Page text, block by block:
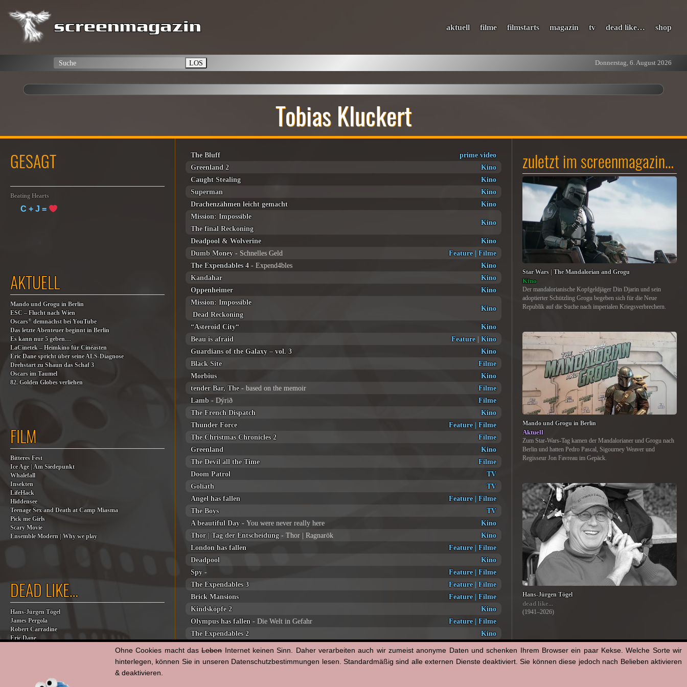
aktuell filme filmstarts magazin tv dead like… shop
LOS Donnerstag, 6. August 2026
Tobias Kluckert
The Bluff
prime video
Greenland 2
Kino
Caught Stealing
Kino
Superman
Kino
Drachenzähmen leicht gemacht
Kino
Mission: Impossible
The final Reckoning
Kino
Deadpool & Wolverine
Kino
Dumb Money- Schnelles Geld Feature| Filme
The Expendables 4- Expend4bles
Kino
Kandahar
Kino
Oppenheimer
Kino
Mission: Impossible
Dead Reckoning
Kino
“Asteroid City“
Kino
Beau is afraid
Feature| Kino
Guardians of the Galaxy – vol. 3
Kino
Black Site
Filme
Morbius
Kino
tender Bar, The- based on the memoir
Filme
Lamb - Dýrið
Filme
The French Dispatch
Kino
Thunder Force
Feature| Filme
The Christmas Chronicles 2
Filme
Greenland
Kino
The Devil all the Time
Filme
Doom Patrol
TV
Goliath
TV
Angel has fallen
Feature| Filme
The Boys
TV
A beautiful Day- You were never really here
Kino
Thor | Tag der Entscheidung - Thor | Ragnarök
Kino
London has fallen
Feature| Filme
Deadpool
Kino
Spy- Feature| Filme
The Expendables 3
Feature| Filme
Brick Mansions
Feature| Filme
Kindsköpfe 2
Kino
Olympus has fallen - Die Welt in Gefahr Feature| Filme
The Expendables 2
Kino
GESAGT
Beating Hearts
C + J =
AKTUELL
Mando und Grogu in Berlin
ESC – Flucht nach Wien
Oscars® demnächst bei YouTube
Das letzte Abenteuer beginnt in Berlin
Es kann nur 5 geben…
LaCinetek – Heimkino für Cinéasten
Eric Dane spricht über seine ALS-Diagnose
Drehstart zu Shaun das Schaf 3
Oscars im Taumel
82. Golden Globes verliehen
FILM
Bitteres Fest
Ice Age | Am Siedepunkt
Whalefall
Insekten
LifeHack
Hiddensee
Teenage Sex and Death at Camp Miasma
Pick me Girls
Scary Movie
Ensemble Modern | Why we play
DEAD LIKE…
Hans-Jürgen Tögel
James Pergola
Robert Carradine
Eric Dane
Dana Eden
zuletzt im screenmagazin…
Star Wars | The Mandalorian and Grogu
Kino
Der mandalorianische Kopfgeldjäger Din Djarin und sein
adoptierter Schützling Grogu begeben sich für die Neue
Republik auf die Suche nach imperialen Kriegsverbrechern.
Mando und Grogu in Berlin
Aktuell
Zum Star-Wars-Tag kamen der Mandalorianer und Grogu nach
Berlin und hatten Pedro Pascal, Sigourney Weaver und
Regisseur Jon Favreau im Gepäck.
Hans-Jürgen Tögel
dead like...
(1941–2026)
Ohne Cookies macht dasLebenInternet keinen Sinn. Daher verarbeiten auch wir zumeist anonyme Daten und schenken Ihrem Browser ein paar Kekse. Welche Sorte wir
hinterlegen, können Sie in unseren Datenschutzbestimmungen lesen. Standardmäßig sind alle externen Dienste deaktiviert. Sie können diese jedoch nach Belieben aktivieren
& deaktivieren.